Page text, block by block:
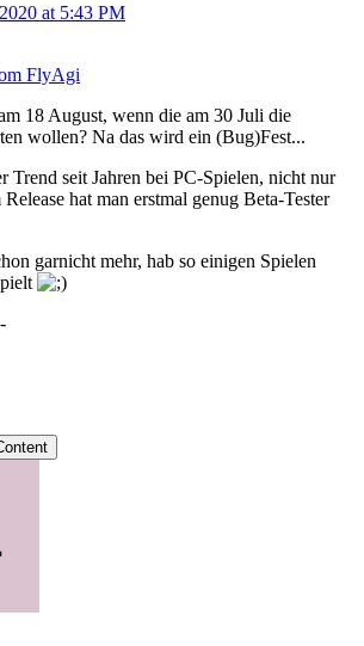
at 5:43 PM
FlyAgi
18 August, wenn die am 30 Juli die
wollen? Na das wird ein (Bug)Fest...
Trend seit Jahren bei PC-Spielen, nicht nur
hat man erstmal genug Beta-Tester
garnicht mehr, hab so einigen Spielen